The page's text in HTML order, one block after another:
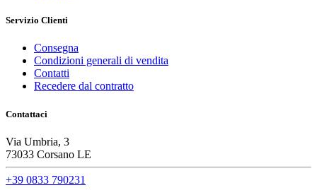
Servizio Clienti
Consegna
Condizioni generali di vendita
Contatti
Recedere dal contratto
Contattaci
Via Umbria, 3
73033 Corsano LE
+39 0833 790231